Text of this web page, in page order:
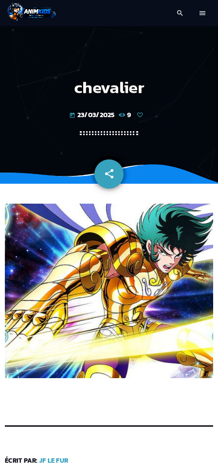
search menu
chevalier
today 23/03/2025 9
share
email
ÉCRIT PAR: JF LE FUR